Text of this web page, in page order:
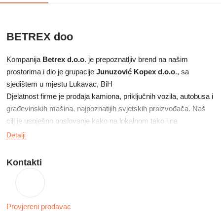
BETREX doo
Kompanija Betrex d.o.o. je prepoznatljiv brend na našim
prostorima i dio je grupacije Junuzović Kopex d.o.o., sa
sjedištem u mjestu Lukavac, BiH
Djelatnost firme je prodaja kamiona, priključnih vozila, autobusa i
građevinskih mašina, najpoznatijih svjetskih proizvođača. Naš
cilj je uspješno poslovanje kako na lokalnom tako i na
regionalnom nivou.
Detalji
Kontakti
Provjereni prodavac